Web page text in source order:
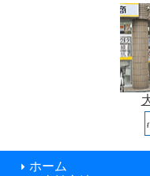
ホーム